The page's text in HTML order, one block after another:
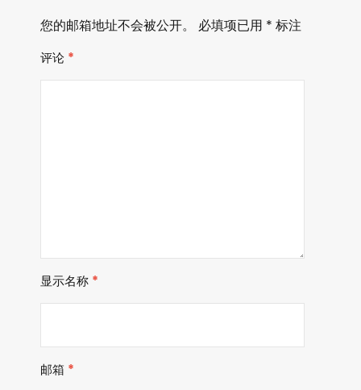
您的邮箱地址不会被公开。 必填项已用 * 标注
评论 *
显示名称 *
邮箱 *